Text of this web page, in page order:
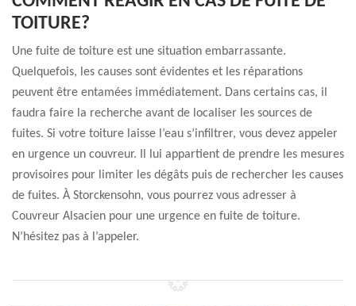
TOITURE?
Une fuite de toiture est une situation embarrassante.
Quelquefois, les causes sont évidentes et les réparations
peuvent être entamées immédiatement. Dans certains cas, il
faudra faire la recherche avant de localiser les sources de
fuites. Si votre toiture laisse l’eau s’infiltrer, vous devez appeler
en urgence un couvreur. Il lui appartient de prendre les mesures
provisoires pour limiter les dégâts puis de rechercher les causes
de fuites. À Storckensohn, vous pourrez vous adresser à
Couvreur Alsacien pour une urgence en fuite de toiture.
N’hésitez pas à l’appeler.